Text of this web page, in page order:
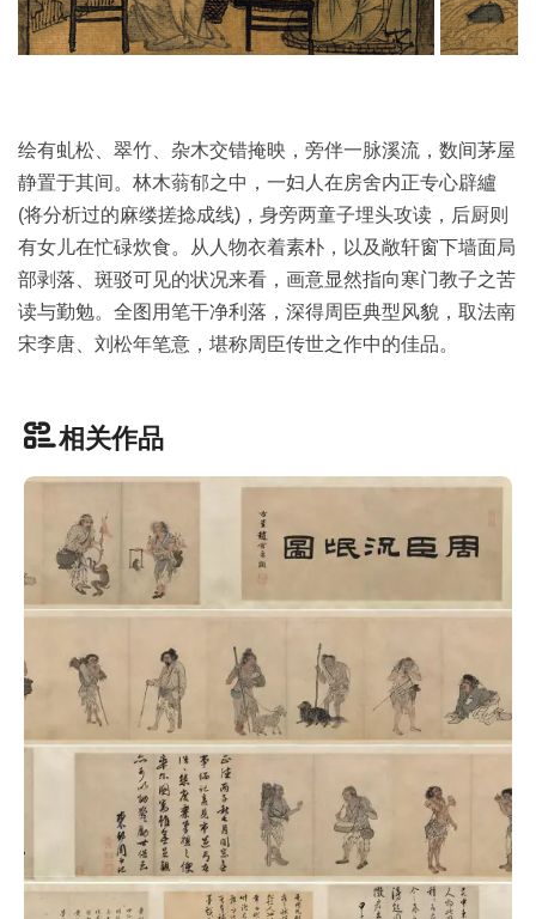
绘有虬松、翠竹、杂木交错掩映，旁伴一脉溪流，数间茅屋
静置于其间。林木蓊郁之中，一妇人在房舍内正专心辟纑
(将分析过的麻缕搓捻成线)，身旁两童子埋头攻读，后厨则
有女儿在忙碌炊食。从人物衣着素朴，以及敞轩窗下墙面局
部剥落、斑驳可见的状况来看，画意显然指向寒门教子之苦
读与勤勉。全图用笔干净利落，深得周臣典型风貌，取法南
宋李唐、刘松年笔意，堪称周臣传世之作中的佳品。
相关作品
版
画
|
家
高
清
彩
家
高
|
素
库